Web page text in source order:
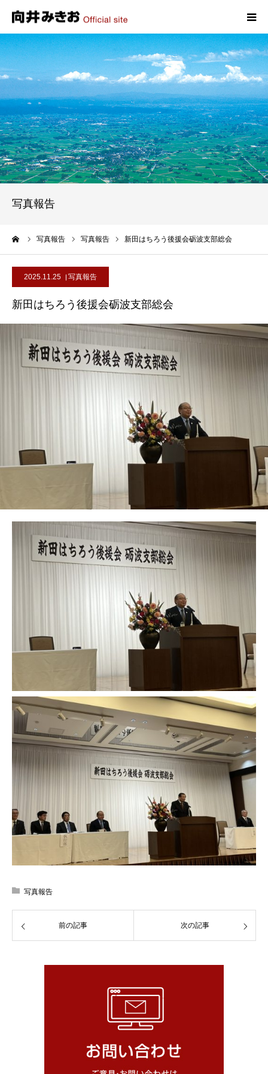
写真報告
写真報告 写真報告 新田はちろう後援会砺波支部総会
2025.11.25 写真報告
新田はちろう後援会砺波支部総会
写真報告
前の記事 次の記事
HOME
プロフィール
政策
活動報告